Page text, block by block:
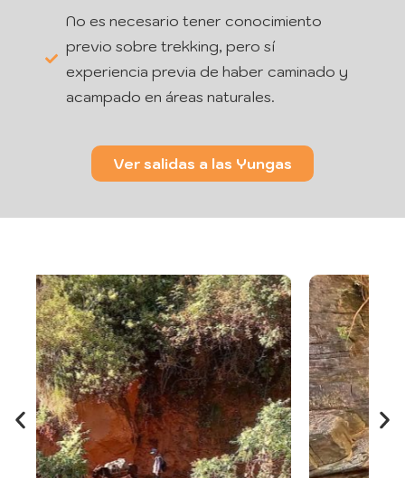
No es necesario tener conocimiento
previo sobre trekking, pero sí
experiencia previa de haber caminado y
acampado en áreas naturales.
Ver salidas a las Yungas